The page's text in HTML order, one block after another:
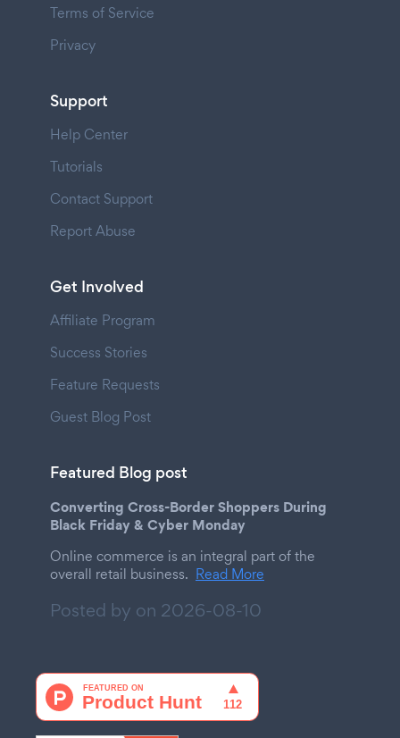
Terms of Service
Privacy
Support
Help Center
Tutorials
Contact Support
Report Abuse
Get Involved
Affiliate Program
Success Stories
Feature Requests
Guest Blog Post
Featured Blog post
Converting Cross-Border Shoppers During
Black Friday & Cyber Monday
Online commerce is an integral part of the
overall retail business. Read More
Posted by on 2026-08-10